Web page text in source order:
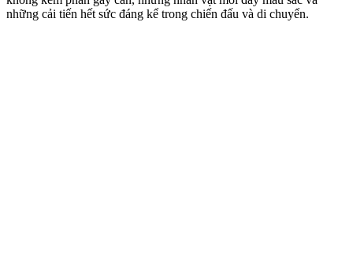
những cải tiến hết sức đáng kể trong chiến đấu và di chuyển.